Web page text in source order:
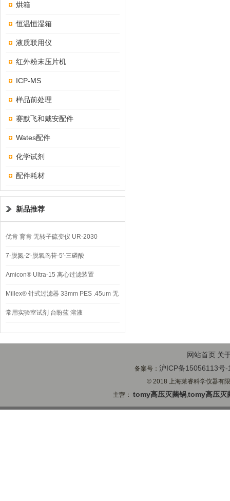
烘箱
恒温恒湿箱
液质联用仪
红外粉末压片机
ICP-MS
样品前处理
赛默飞和戴安配件
Wates配件
化学试剂
配件耗材
新品推荐
优肯 育肯 无转子硫变仪 UR-2030
7-脱氮-2′-脱氧鸟苷-5′-三磷酸
Amicon® Ultra-15 离心过滤装置
Millex® 针式过滤器 33mm PES .45um 无
菌
常用实验室试剂 台盼蓝 溶液
网站首页 关
备案号：沪ICP备15056113号-
© 2018 上海莱睿科学仪器有
主营：tomy高压灭菌锅,tomy高压灭